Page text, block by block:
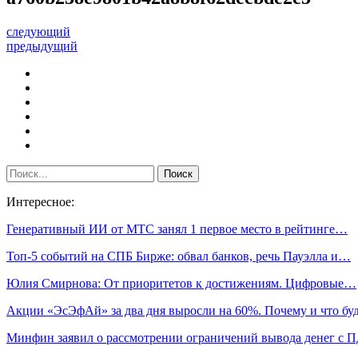
следующий
предыдущий
Интересное:
Генеративный ИИ от МТС занял 1 первое место в рейтинге…
Топ-5 событий на СПБ Бирже: обвал банков, речь Пауэлла и…
Юлия Смирнова: От приоритетов к достижениям. Цифровые…
Акции «ЭсЭфАй» за два дня выросли на 60%. Почему и что
Минфин заявил о рассмотрении ограничений вывода денег